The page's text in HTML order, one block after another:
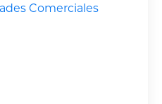
Comerciales